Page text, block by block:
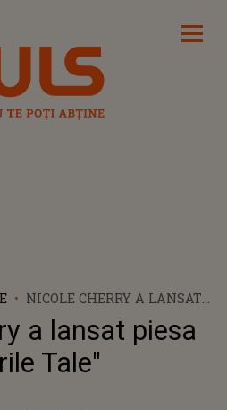
NICOLE CHERRY A LANSAT
PIESA „FLORILE TALE"
a lansat piesa
Tale"